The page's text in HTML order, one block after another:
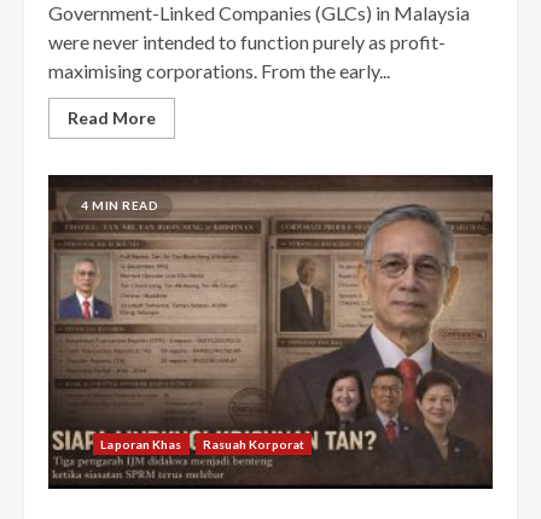
Government-Linked Companies (GLCs) in Malaysia
were never intended to function purely as profit-
maximising corporations. From the early...
Read More
4 MIN READ
Laporan Khas Rasuah Korporat